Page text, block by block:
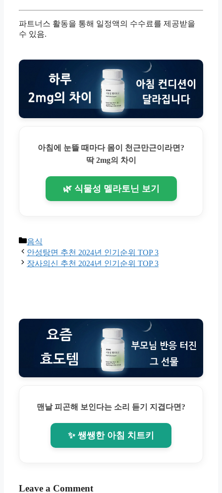
파트너스 활동을 통해 일정액의 수수료를 제공받을
수 있음.
아침에 눈뜰 때마다 몸이 천근만근이라면?
딱 2mg의 차이
🌿 식물성 멜라토닌 보기
Categories
음식
안성탕면 추천 2024년 인기순위 TOP 3
장사의신 추천 2024년 인기순위 TOP 3
맨날 피곤해 보인다는 소리 듣기 지겹다면?
✨ 쌩쌩한 아침 치트키
Leave a Comment